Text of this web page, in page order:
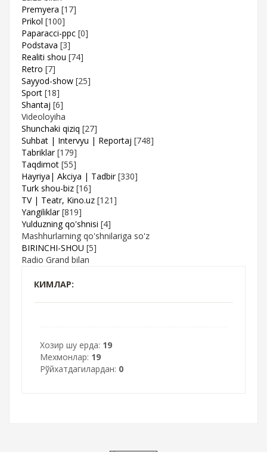
Premyera [17]
Prikol [100]
Paparacci-ppc [0]
Podstava [3]
Realiti shou [74]
Retro [7]
Sayyod-show [25]
Sport [18]
Shantaj [6]
Videoloyiha
Shunchaki qiziq [27]
Suhbat | Intervyu | Reportaj [748]
Tabriklar [179]
Taqdimot [55]
Hayriya| Akciya | Tadbir [330]
Turk shou-biz [16]
TV | Teatr, Kino.uz [121]
Yangiliklar [819]
Yulduzning qo'shnisi [4]
Mashhurlarning qo'shnilariga so'z
BIRINCHI-SHOU [5]
Radio Grand bilan
КИМЛАР:
Хозир шу ерда: 19
Мехмонлар: 19
Рўйхатдагилардан: 0